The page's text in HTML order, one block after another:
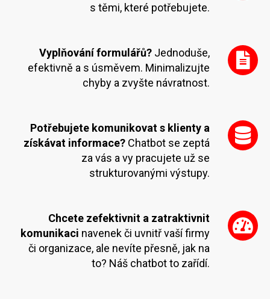
s těmi, které potřebujete.
Vyplňování formulářů? Jednoduše,
efektivně a s úsměvem. Minimalizujte
chyby a zvyšte návratnost.
Potřebujete komunikovat s klienty a
získávat informace? Chatbot se zeptá
za vás a vy pracujete už se
strukturovanými výstupy.
Chcete zefektivnit a zatraktivnit
komunikaci navenek či uvnitř vaší firmy
či organizace, ale nevíte přesně, jak na
to? Náš chatbot to zařídí.